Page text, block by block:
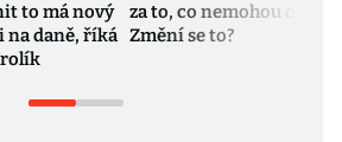
to má nový
na daně, říká
za to, co nemohou
Změní se to?